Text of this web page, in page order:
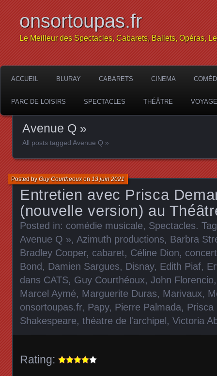
onsortoupas.fr
Le Meilleur des Spectacles, Cabarets, Ballets, Opéras,
ACCUEIL BLURAY CABARETS CINEMA
PARC DE LOISIRS SPECTACLES THÉÂTRE
Avenue Q »
All posts tagged Avenue Q »
Entretien avec Prisca
(nouvelle version) au
Posted byGuy Courtheouxon 13 juin 2021
Posted in: comédie musicale, Spectacles.
Avenue Q », Azimuth productions, Barbra
Bradley Cooper, cabaret, Céline Dion,
Bond, Damien Sargues, Disnay, Edith Piaf,
dans CATS, Guy Courthéoux, John Florencio
Marcel Aymé, Marguerite Duras, Marivaux,
onsortoupas.fr, Papy, Pierre Palmada, Prisca
Shakespeare, théatre de l'archipel, Victoria
Rating: